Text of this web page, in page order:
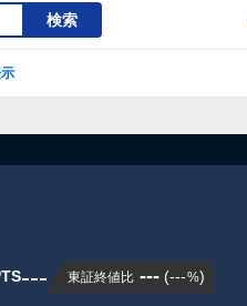
検索
--- 東証終値比 --- (---%)